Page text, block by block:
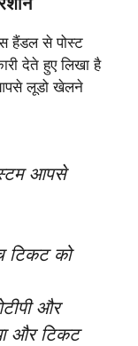
हैंडल से पोस्ट
देते हुए लिखा है
लूडो खेलने
आपसे
टिकट को
और
और टिकट